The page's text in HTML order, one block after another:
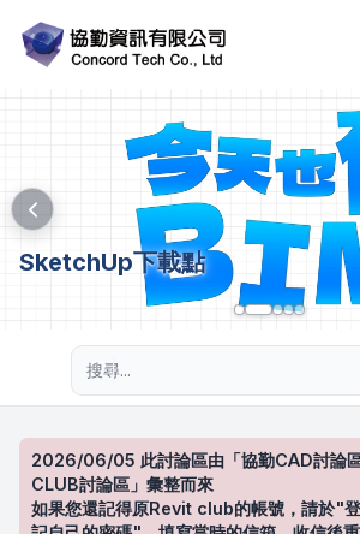
SketchUp下載點
2026/06/05 此討論區由「協勤CAD討論
CLUB討論區」彙整而來
如果您還記得原Revit club的帳號，請於"